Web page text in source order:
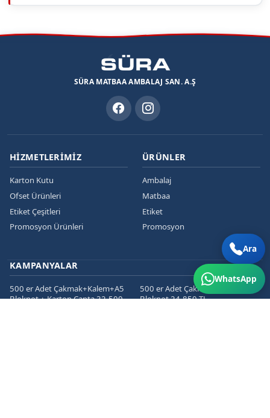
SÜRA MATBAA AMBALAJ SAN. A.Ş
HIZMETLERIMIZ
Karton Kutu
Ofset Ürünleri
Etiket Çeşitleri
Promosyon Ürünleri
ÜRÜNLER
Ambalaj
Matbaa
Etiket
Promosyon
KAMPANYALAR
500 er Adet Çakmak+Kalem+A5
Bloknot + Karton Çanta 32.500
500 er Adet Çakmak+Kalem+A5
Bloknot 24.850 TL
Ara
WhatsApp